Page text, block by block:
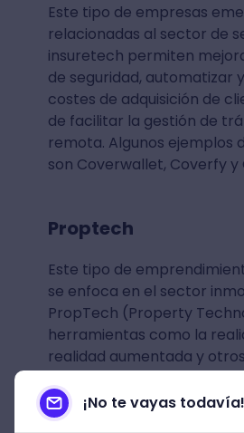
Este tipo de empresas
relacionadas al sector de
insuretech permiten
de seguridad, automatizar
costes de adquisición de
de facilitar la gestión de
remota. Algunos ejemplos
son Coverwallet, Coverfy y
Proptech
Este tipo de
se enfoca en el sector
PropTech (Property
herramientas como la
realidad aumentada y
similares con la finalidad
gestión de trámites y
una mejor experiencia de
¡No te vayas todavía!